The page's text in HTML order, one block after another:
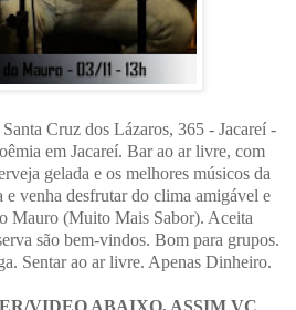
Cruz dos Lázaros, 365 - Jacareí -
em Jacareí. Bar ao ar livre, com
gelada e os melhores músicos da
e venha desfrutar do clima amigável e
Mauro (Muito Mais Sabor). Aceita
são bem-vindos. Bom para grupos.
Sentar ao ar livre. Apenas Dinheiro.
VIDEO ABAIXO, ASSIM VC